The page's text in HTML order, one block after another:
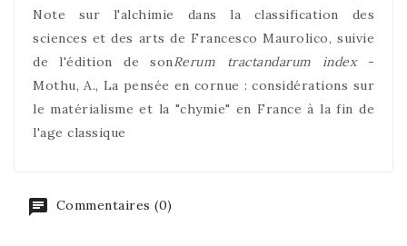
Note sur l'alchimie dans la classification des
sciences et des arts de Francesco Maurolico, suivie
de l'édition de sonRerum tractandarum index-
Mothu, A., La pensée en cornue : considérations sur
le matérialisme et la "chymie" en France à la fin de
l'age classique
Commentaires (0)